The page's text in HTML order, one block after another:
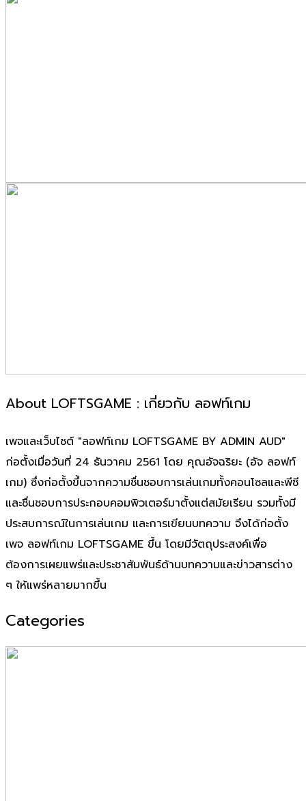
About LOFTSGAME : เกี่ยวกับ ลอฟท์เกม
เพจและเว็บไซต์ "ลอฟท์เกม LOFTSGAME BY ADMIN AUD"
ก่อตั้งเมื่อวันที่ 24 ธันวาคม 2561 โดย คุณอัจฉริยะ (อัจ ลอฟท์
เกม) ซึ่งก่อตั้งขึ้นจากความชื่นชอบการเล่นเกมทั้งคอนโซลและพีซี
และชื่นชอบการประกอบคอมพิวเตอร์มาตั้งแต่สมัยเรียน รวมทั้งมี
ประสบการณ์ในการเล่นเกม และการเขียนบทความ จึงได้ก่อตั้ง
เพจ ลอฟท์เกม LOFTSGAME ขึ้น โดยมีวัตถุประสงค์เพื่อ
ต้องการเผยแพร่และประชาสัมพันธ์ด้านบทความและข่าวสารต่าง
ๆ ให้แพร่หลายมากขึ้น
Categories